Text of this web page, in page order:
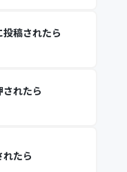
稿されたら
れたら
たら